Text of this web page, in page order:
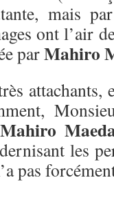
mais
ont l’air
parMahiro
attachants,
Mahiro
les
pas